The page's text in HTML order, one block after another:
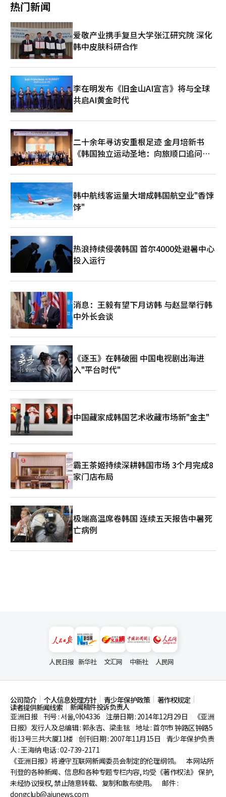
高铁路运营效率。韩国铁道公司社长金泰胜表示：“与Kakao
Mobility合作开启‘公共交通的AX创新’，通过AI技术增强铁路乘
客的安全和服务，提升国民的出行便利性。”Kakao Mobility将其
在出租车呼叫和公共交通服务中积累的平台运营经验和AI技术扩展
至铁路服务领域。韩国铁道公司也将通过AI运营体系加速铁路服务
数字化转型。双方还在扩大现有合作项目。去年9月起，Kakao
Mobility与韩国铁道公司在首尔站运营总长111米的超大型融合显
示屏“平台111”，提供3D动画和媒体艺术等多种内容，执行铁路
乘客指引功能。通过此次合作，韩国铁道公司将扩大AI铁路服务的
引入，Kakao Mobility则在公共交通领域扩大AI平台的应用范围。
随着AI技术在公共交通服务中的全面引入，铁路使用便利性和运营
效率的改善将加速。Kakao Mobility代表理事柳兢善表
合，期待为公共服务创新做出贡献。将与韩国铁道公司合作，构建
更便捷的铁路使用环境。”※ 本报道经人工智能（AI）系统翻译与
编辑。
热门新闻
爱敬产业携手复旦大学张江研究院 深化
韩中皮肤科研合作
李在明发布《旧金山AI宣言》将与全球
共启AI黄金时代
二十余年寻访安重根足迹 金月培新书
《韩国独立运动圣地：向旅顺口追问历
韩中航线客运量大增成韩国航空业"香饽
饽"
热浪持续侵袭韩国 首尔4000处避暑中心
投入运行
消息：王毅有望下月访韩 与赵显举行韩
中外长会谈
《逐玉》在韩破圈 中国电视剧出海进
入"平台时代"
中国藏家成韩国艺术收藏市场新"金主"
霸王茶姬持续深耕韩国市场 3个月完成8
家门店布局
极端高温席卷韩国 连续五天报告中暑死
亡病例
人民日报 新华社 文汇网 中新社 人民网
公司简介 个人信息处理方针 青少年保护政策 著作权规定
读者提供新闻线索
新闻稿件投诉负责人
亚洲日报
刊号 : 서울,아04336 注册日期 : 2014年12月29日
《亚洲
日报》发行人及总编辑 : 郭永吉、梁圭铉 地址 : 首尔市钟路区钟路5
街13号三共大厦11楼 创刊日期 : 2007年11月15日
青少年保护负责
人 : 王海纳 电话 : 02-739-2171
《亚洲日报》将遵守互联网新闻委员会制定的伦理纲领。
本网站所
刊登的各种新闻、信息和各种专题专栏内容, 均受《著作权法》 保护,
未经协议授权, 禁止随意转载、复制和散布使用。
邮件 :
dongclub@ajunews.com